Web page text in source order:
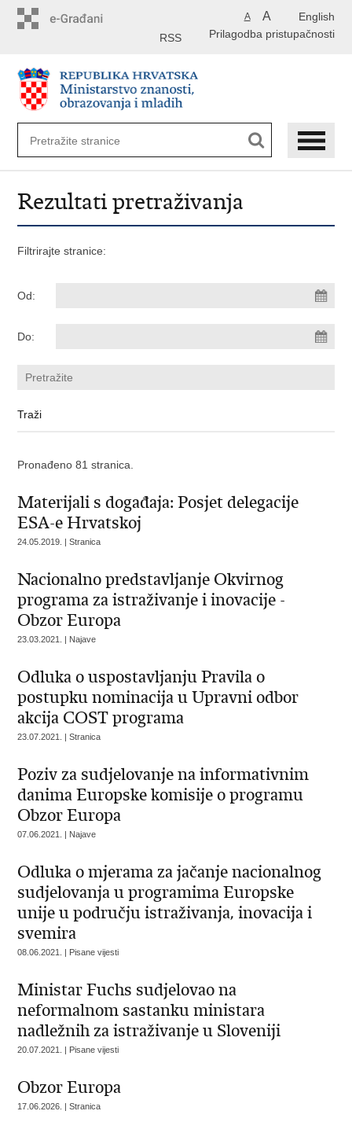
English
A A
Prilagodba pristupačnosti
RSS
Rezultati pretraživanja
Filtrirajte stranice:
Od:
Do:
Pronađeno 81 stranica.
Materijali s događaja: Posjet delegacije
ESA-e Hrvatskoj
24.05.2019. | Stranica
Nacionalno predstavljanje Okvirnog
programa za istraživanje i inovacije -
Obzor Europa
23.03.2021. | Najave
Odluka o uspostavljanju Pravila o
postupku nominacija u Upravni odbor
akcija COST programa
23.07.2021. | Stranica
Poziv za sudjelovanje na informativnim
danima Europske komisije o programu
Obzor Europa
07.06.2021. | Najave
Odluka o mjerama za jačanje nacionalnog
sudjelovanja u programima Europske
unije u području istraživanja, inovacija i
svemira
08.06.2021. | Pisane vijesti
Ministar Fuchs sudjelovao na
neformalnom sastanku ministara
nadležnih za istraživanje u Sloveniji
20.07.2021. | Pisane vijesti
Obzor Europa
17.06.2026. | Stranica